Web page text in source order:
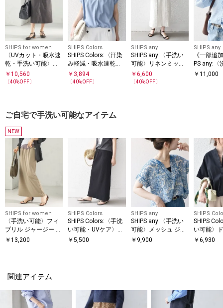
SHIPS for women
〈UVカット・吸水速
乾・手洗い可能〉綿
麻混 オックス ポケッ
ト タイト スカート
￥ 10,560
〔40%OFF〕
SHIPS Colors
SHIPS Colors:〈汗染
み軽減・吸水速乾〉A
SSET(TM) ギャザー
ブラウス◇
￥ 3,894
〔40%OFF〕
SHIPS any
SHIPS any:〈手洗い
可能〉リネンミック
ス Iライン フリル イ
ージー スカート
￥ 6,600
〔40%OFF〕
SHIPS any
《一部追
PS any:〈
能〉フリ
￥11,000
ご自宅で手洗い可能なアイテム
NEW
SHIPS for women
〈手洗い可能〉フィ
ブリル ジャージー ロ
ング スカート
￥ 13,200
SHIPS Colors
SHIPS Colors:〈手洗
い可能・UVケア〉テ
レコ タイトスカート
￥5,500
SHIPS any
SHIPS any:〈手洗い
可能〉メッシュ ジャ
カード カフタン スキ
￥ 9,900
SHIPS
SHIPS
い可能〉
ャツ◇
￥6,930
関連アイテム